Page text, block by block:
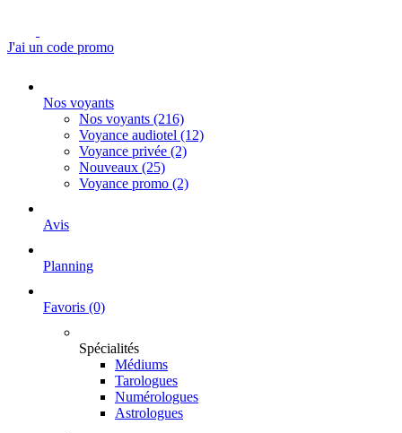
J'ai un code promo
Nos voyants
Nos voyants (216)
Voyance audiotel (12)
Voyance privée (2)
Nouveaux (25)
Voyance promo (2)
Avis
Planning
Favoris (0)
Spécialités
Médiums
Tarologues
Numérologues
Astrologues